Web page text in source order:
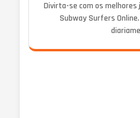
Divirta-se com os melhores
Subway Surfers